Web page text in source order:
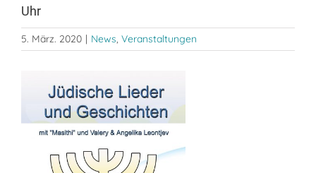
Uhr
5. März. 2020 | News, Veranstaltungen
grösseres
Bild